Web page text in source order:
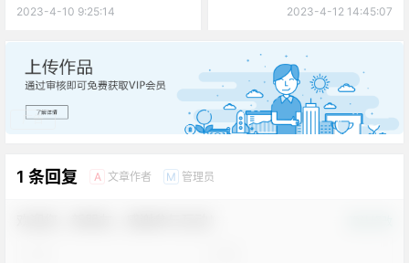
2023-4-10 9:25:14 2023-4-12 14:45:07
广告
1 条回复 A 文章作者 M 管理员